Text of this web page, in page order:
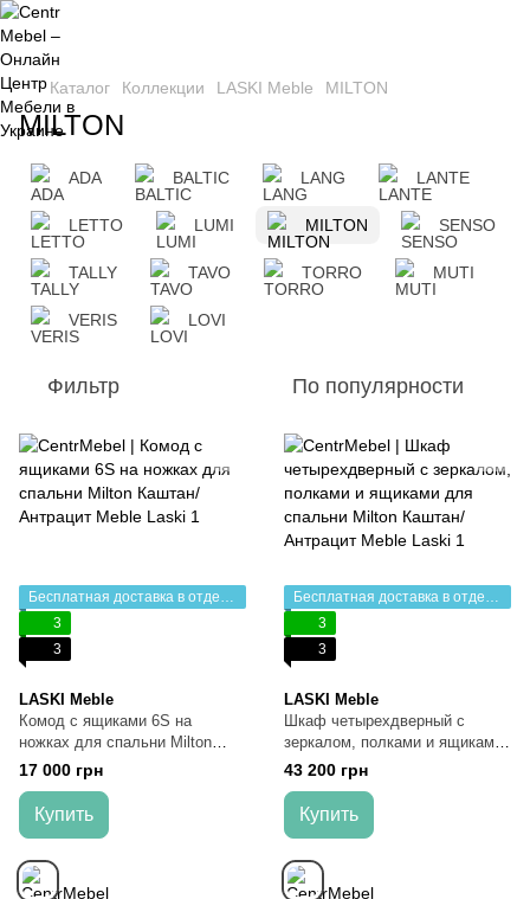
Каталог Коллекции LASKI Meble MILTON
MILTON
ADA BALTIC LANG LANTE
LETTO LUMI MILTON SENSO
TALLY TAVO TORRO MUTI
VERIS LOVI
Фильтр По популярности
Бесплатная доставка в отделение НП
3
3
LASKI Meble
Комод с ящиками 6S на
ножках для спальни Milton
Каштан/Антрацит Meble Laski
17 000 грн
Купить
Бесплатная доставка в отделение НП
3
3
LASKI Meble
Шкаф четырехдверный с
зеркалом, полками и ящиками
для спальни Milton Каштан/
Антрацит Meble Laski
43 200 грн
Купить